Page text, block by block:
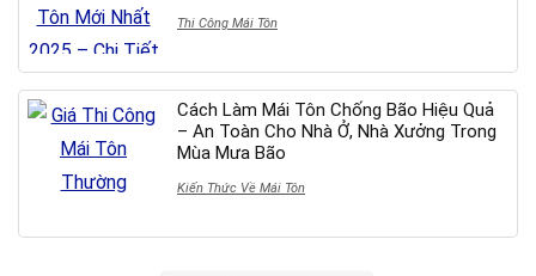
Thi Công Mái Tôn
Cách Làm Mái Tôn Chống Bão Hiệu Quả
– An Toàn Cho Nhà Ở, Nhà Xưởng Trong
Mùa Mưa Bão
Kiến Thức Về Mái Tôn